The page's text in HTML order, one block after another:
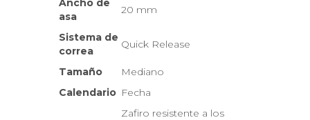
Ancho de
asa
20 mm
Sistema de
correa
Quick Release
Tamaño
Mediano
Calendario Fecha
Zafiro resistente a los